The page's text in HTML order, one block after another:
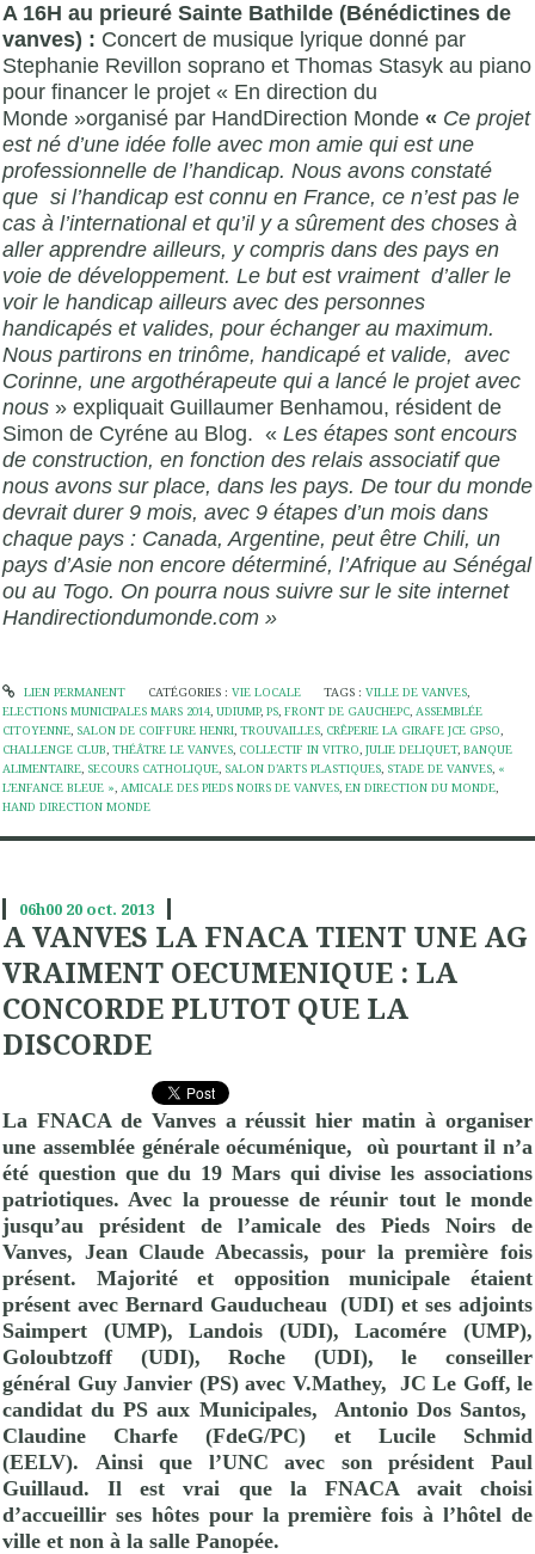
A 16H au prieuré Sainte Bathilde (Bénédictines de
vanves) : Concert de musique lyrique donné par
Stephanie Revillon soprano et Thomas Stasyk au piano
pour financer le projet « En direction du
Monde »organisé par HandDirection Monde « Ce projet
est né d’une idée folle avec mon amie qui est une
professionnelle de l’handicap. Nous avons constaté
que si l’handicap est connu en France, ce n’est pas le
cas à l’international et qu’il y a sûrement des choses à
aller apprendre ailleurs, y compris dans des pays en
voie de développement. Le but est vraiment d’aller le
voir le handicap ailleurs avec des personnes
handicapés et valides, pour échanger au maximum.
Nous partirons en trinôme, handicapé et valide, avec
Corinne, une argothérapeute qui a lancé le projet avec
nous » expliquait Guillaumer Benhamou, résident de
Simon de Cyréne au Blog. « Les étapes sont encours
de construction, en fonction des relais associatif que
nous avons sur place, dans les pays. De tour du monde
devrait durer 9 mois, avec 9 étapes d’un mois dans
chaque pays : Canada, Argentine, peut être Chili, un
pays d’Asie non encore déterminé, l’Afrique au Sénégal
ou au Togo. On pourra nous suivre sur le site internet
Handirectiondumonde.com »
LIEN PERMANENT CATÉGORIES : VIE LOCALE TAGS :VILLE DE VANVES,
ELECTIONS MUNICIPALES MARS 2014, UDIUMP, PS, FRONT DE GAUCHEPC, ASSEMBLÉE
CITOYENNE, SALON DE COIFFURE HENRI, TROUVAILLES, CRÊPERIE LA GIRAFE JCE GPSO,
CHALLENGE CLUB, THÉÂTRE LE VANVES, COLLECTIF IN VITRO, JULIE DELIQUET, BANQUE
ALIMENTAIRE, SECOURS CATHOLIQUE, SALON D’ARTS PLASTIQUES, STADE DE VANVES, «
L’ENFANCE BLEUE », AMICALE DES PIEDS NOIRS DE VANVES, EN DIRECTION DU MONDE,
HAND DIRECTION MONDE
06h00 20 oct. 2013
A VANVES LA FNACA TIENT UNE AG
VRAIMENT OECUMENIQUE : LA
CONCORDE PLUTOT QUE LA
DISCORDE
La FNACA de Vanves a réussit hier matin à organiser
une assemblée générale oécuménique,
où pourtant il n’a
été question que du 19 Mars qui divise les associations
patriotiques. Avec la prouesse de réunir tout le monde
jusqu’au président de l’amicale des Pieds Noirs de
Vanves, Jean Claude Abecassis, pour la première fois
présent. Majorité et opposition municipale étaient
présent avec Bernard Gauducheau
(UDI) et ses adjoints
Saimpert (UMP), Landois (UDI), Lacomére (UMP),
Goloubtzoff (UDI), Roche (UDI), le conseiller
général Guy Janvier (PS) avec V.Mathey, JC Le Goff, le
candidat du PS aux Municipales, Antonio Dos Santos,
Claudine Charfe (FdeG/PC) et Lucile Schmid
(EELV). Ainsi que l’UNC avec son président Paul
Guillaud. Il est vrai que la FNACA avait choisi
d’accueillir ses hôtes pour la première fois à l’hôtel de
ville et non à la salle Panopée.